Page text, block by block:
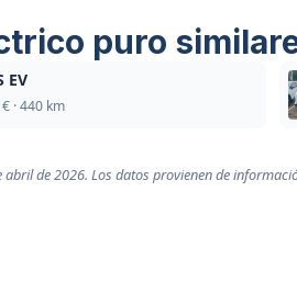
puro
EV
· 440 km
abril de 2026. Los datos provienen de